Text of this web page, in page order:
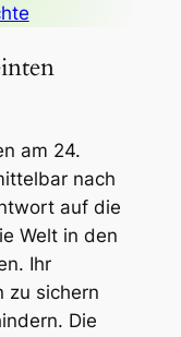
am 24.
nach
auf die
Welt in den
Ihr
zu sichern
Die